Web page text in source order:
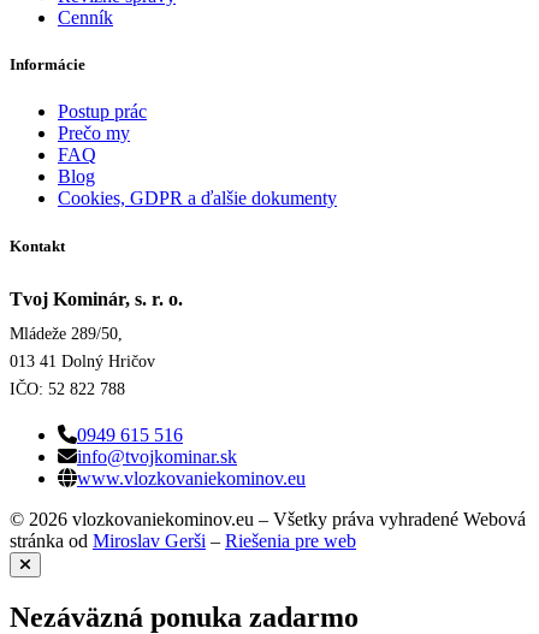
Cenník
Informácie
Postup prác
Prečo my
FAQ
Blog
Cookies, GDPR a ďalšie dokumenty
Kontakt
Tvoj Kominár, s. r. o.
Mládeže 289/50,
013 41 Dolný Hričov
IČO: 52 822 788
0949 615 516
info@tvojkominar.sk
www.vlozkovaniekominov.eu
© 2026 vlozkovaniekominov.eu – Všetky práva vyhradené Webová
stránka od Miroslav Gerši – Riešenia pre web
Nezáväzná ponuka zadarmo